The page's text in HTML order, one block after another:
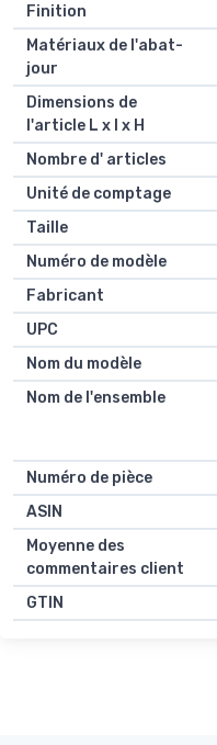
Finition
Matériaux de l'abat-
jour
Dimensions de
l'article L x l x H
Nombre d' articles
Unité de comptage
Taille
Numéro de modèle
Fabricant
UPC
Nom du modèle
Nom de l'ensemble
Numéro de pièce
ASIN
Moyenne des
commentaires client
GTIN